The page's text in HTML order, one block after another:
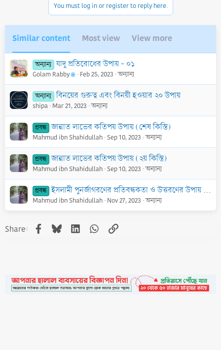
You must log in or register to reply here.
Similar content Most view View more
অন্যান্য যাদু প্রতিরোধের উপায় - ০১
Golam Rabby Feb 25, 2023 অন্যান্য
অন্যান্য বিনয়ের গুরুত্ব এবং বিনয়ী হওয়ার ২০ উপায়
shipa Mar 21, 2023 অন্যান্য
প্রবন্ধ জান্নাত লাভের কতিপয় উপায় (শেষ কিস্তি)
Mahmud ibn Shahidullah Sep 10, 2023 অন্যান্য
প্রবন্ধ জান্নাত লাভের কতিপয় উপায় (২য় কিস্তি)
Mahmud ibn Shahidullah Sep 10, 2023 অন্যান্য
প্রবন্ধ ইসলামী পুনর্জাগরণের প্রতিবন্ধকতা ও উত্তরণের উপায় (৬ষ্ঠ কিস্তি)
Mahmud ibn Shahidullah Nov 27, 2023 অন্যান্য
Share: Facebook
BlueskyLinkedInWhatsApp
Link